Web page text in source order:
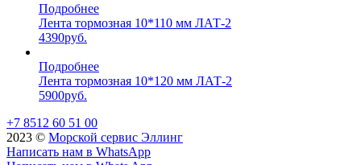
Подробнее
Лента тормозная 10*110 мм ЛАТ-2
4390руб.
Подробнее
Лента тормозная 10*120 мм ЛАТ-2
5900руб.
+7 8512 60 51 00
2023 ©️ Морской сервис Эллинг
Написать нам в WhatsApp